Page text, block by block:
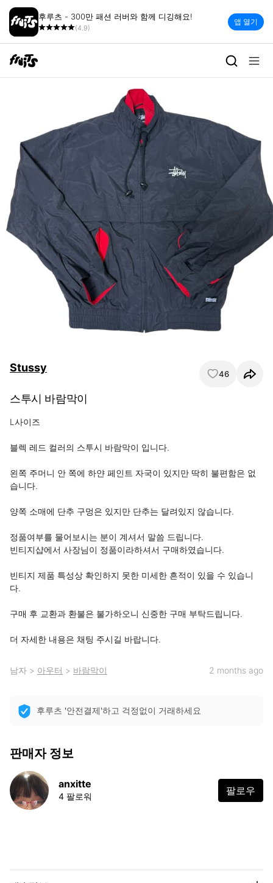
후루츠 - 300만 패션 러버와 함께 디깅해요!
(4.9)
앱 열기
Stussy 46
스투시 바람막이
L사이즈
블렉 레드 컬러의 스투시 바람막이 입니다.
왼쪽 주머니 안 쪽에 하얀 페인트 자국이 있지만 딱히 불편함은 없
습니다.
양쪽 소매에 단추 구멍은 있지만 단추는 달려있지 않습니다.
정품여부를 물어보시는 분이 계셔서 말씀 드립니다.
빈티지샵에서 사장님이 정품이라하셔서 구매하였습니다.
빈티지 제품 특성상 확인하지 못한 미세한 흔적이 있을 수 있습니
다.
구매 후 교환과 환불은 불가하오니 신중한 구매 부탁드립니다.
더 자세한 내용은 채팅 주시길 바랍니다.
남자 > 아우터 > 바람막이 2 months ago
후루츠 '안전결제'하고 걱정없이 거래하세요
판매자 정보
anxitte
4 팔로워 팔로우